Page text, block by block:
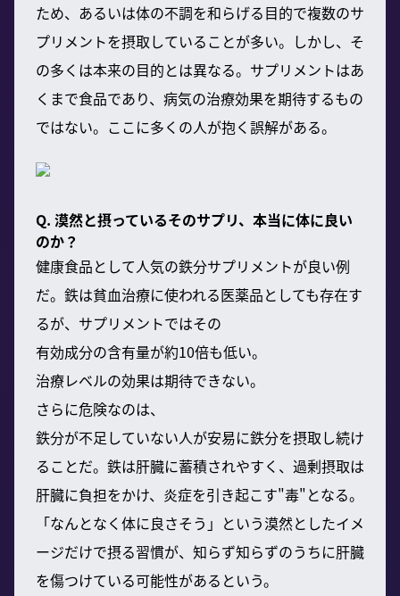
ため、あるいは体の不調を和らげる目的で複数のサ
プリメントを摂取していることが多い。しかし、そ
の多くは本来の目的とは異なる。サプリメントはあ
くまで食品であり、病気の治療効果を期待するもの
ではない。ここに多くの人が抱く誤解がある。
Q. 漠然と摂っているそのサプリ、本当に体に良い
のか？
健康食品として人気の鉄分サプリメントが良い例
だ。鉄は貧血治療に使われる医薬品としても存在す
るが、サプリメントではその
有効成分の含有量が約10倍も低い。
治療レベルの効果は期待できない。
さらに危険なのは、
鉄分が不足していない人が安易に鉄分を摂取し続け
ることだ。鉄は肝臓に蓄積されやすく、過剰摂取は
肝臓に負担をかけ、炎症を引き起こす"毒"となる。
「なんとなく体に良さそう」という漠然としたイメ
ージだけで摂る習慣が、知らず知らずのうちに肝臓
を傷つけている可能性があるという。